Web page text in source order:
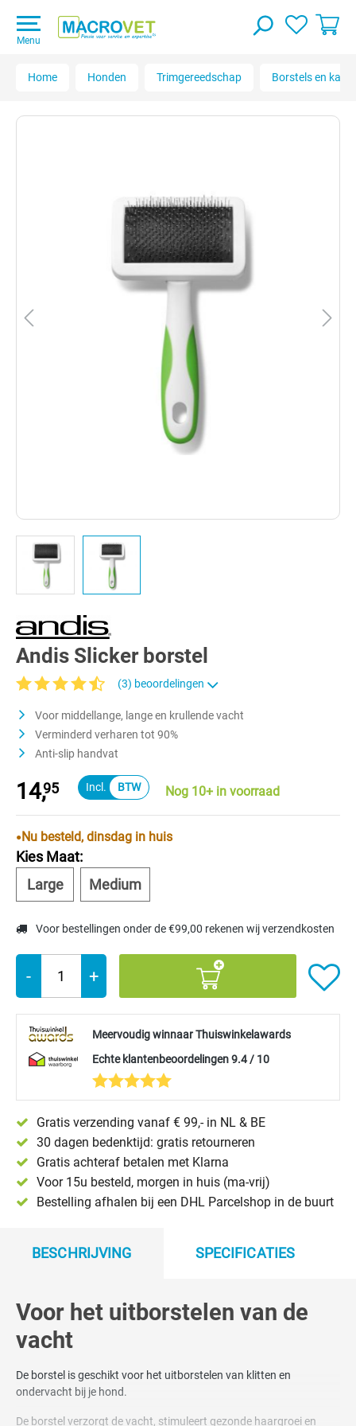
Menu
Home Honden Trimgereedschap Borstels en
Andis Slicker borstel
(3) beoordelingen
Voor middellange, lange en krullende vacht
Verminderd verharen tot 90%
Anti-slip handvat
14,95 Nog 10+ in voorraad
Nu besteld, dinsdag in huis
Kies Maat:
Large
Medium
Voor bestellingen onder de €99,00 rekenen wij verzendkosten
- +
Meervoudig winnaar Thuiswinkelawards
Echte klantenbeoordelingen 9.4 / 10
Gratis verzending vanaf € 99,- in NL & BE
30 dagen bedenktijd: gratis retourneren
Gratis achteraf betalen met Klarna
Voor 15u besteld, morgen in huis (ma-vrij)
Bestelling afhalen bij een DHL Parcelshop in de buurt
BESCHRIJVING SPECIFICATIES
Voor het uitborstelen van de
vacht
De borstel is geschikt voor het uitborstelen van klitten en
ondervacht bij je hond.
De borstel verzorgt de vacht, stimuleert gezonde haargroei en